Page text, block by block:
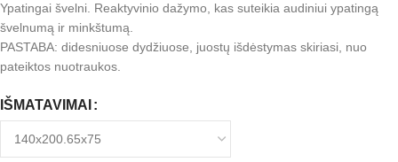
Ypatingai švelni. Reaktyvinio dažymo, kas suteikia audiniui ypatingą
švelnumą ir minkštumą.
PASTABA: didesniuose dydžiuose, juostų išdėstymas skiriasi, nuo
pateiktos nuotraukos.
IŠMATAVIMAI